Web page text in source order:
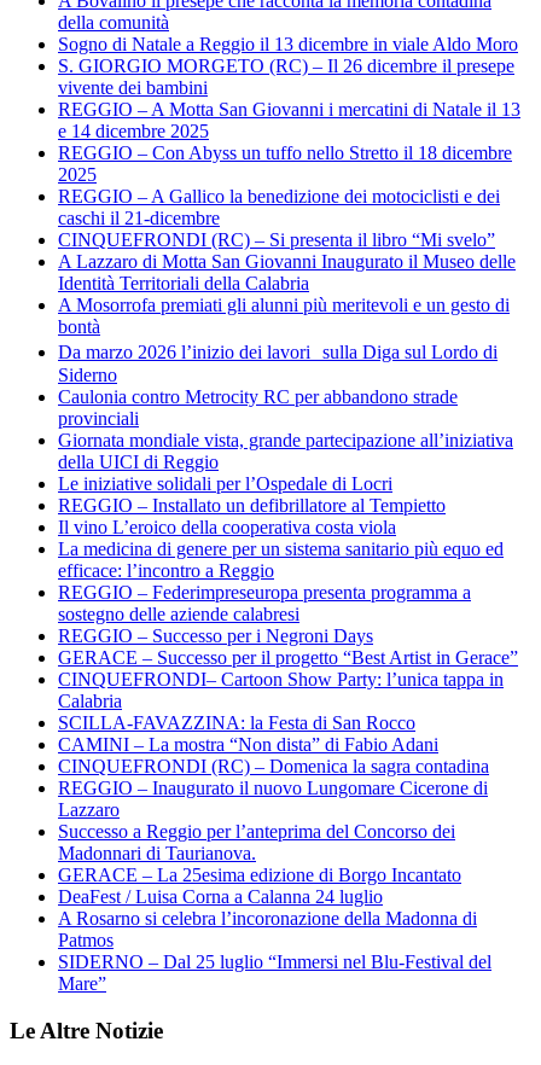
della comunità
Sogno di Natale a Reggio il 13 dicembre in viale Aldo Moro
S. GIORGIO MORGETO (RC) – Il 26 dicembre il presepe
vivente dei bambini
REGGIO – A Motta San Giovanni i mercatini di Natale il 13
e 14 dicembre 2025
REGGIO – Con Abyss un tuffo nello Stretto il 18 dicembre
2025
REGGIO – A Gallico la benedizione dei motociclisti e dei
caschi il 21-dicembre
CINQUEFRONDI (RC) – Si presenta il libro “Mi svelo”
A Lazzaro di Motta San Giovanni Inaugurato il Museo delle
Identità Territoriali della Calabria
A Mosorrofa premiati gli alunni più meritevoli e un gesto di
bontà
Da marzo 2026 l’inizio dei lavori sulla Diga sul Lordo di
Siderno
Caulonia contro Metrocity RC per abbandono strade
provinciali
Giornata mondiale vista, grande partecipazione all’iniziativa
della UICI di Reggio
Le iniziative solidali per l’Ospedale di Locri
REGGIO – Installato un defibrillatore al Tempietto
Il vino L’eroico della cooperativa costa viola
La medicina di genere per un sistema sanitario più equo ed
efficace: l’incontro a Reggio
REGGIO – Federimpreseuropa presenta programma a
sostegno delle aziende calabresi
REGGIO – Successo per i Negroni Days
GERACE – Successo per il progetto “Best Artist in Gerace”
CINQUEFRONDI– Cartoon Show Party: l’unica tappa in
Calabria
SCILLA-FAVAZZINA: la Festa di San Rocco
CAMINI – La mostra “Non dista” di Fabio Adani
CINQUEFRONDI (RC) – Domenica la sagra contadina
REGGIO – Inaugurato il nuovo Lungomare Cicerone di
Lazzaro
Successo a Reggio per l’anteprima del Concorso dei
Madonnari di Taurianova.
GERACE – La 25esima edizione di Borgo Incantato
DeaFest / Luisa Corna a Calanna 24 luglio
A Rosarno si celebra l’incoronazione della Madonna di
Patmos
SIDERNO – Dal 25 luglio “Immersi nel Blu-Festival del
Mare”
Le Altre Notizie